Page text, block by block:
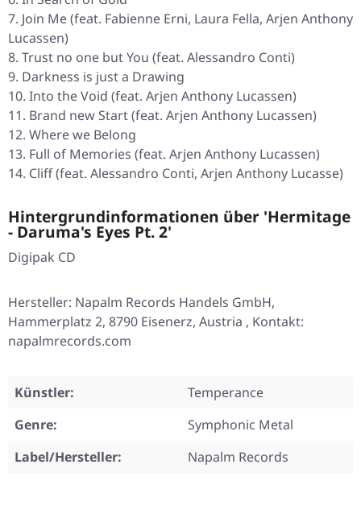
Join Me (feat. Fabienne Erni, Laura Fella, Arjen Anthony
Lucassen)
Trust no one but You (feat. Alessandro Conti)
Darkness is just a Drawing
Into the Void (feat. Arjen Anthony Lucassen)
Brand new Start (feat. Arjen Anthony Lucassen)
Where we Belong
Full of Memories (feat. Arjen Anthony Lucassen)
Cliff (feat. Alessandro Conti, Arjen Anthony Lucasse)
Hintergrundinformationen über 'Hermitage
- Daruma's Eyes Pt. 2'
Digipak CD
Hersteller: Napalm Records Handels GmbH,
Hammerplatz 2, 8790 Eisenerz, Austria , Kontakt:
napalmrecords.com
Künstler:
Temperance
Genre:
Symphonic Metal
Label/Hersteller:
Napalm Records